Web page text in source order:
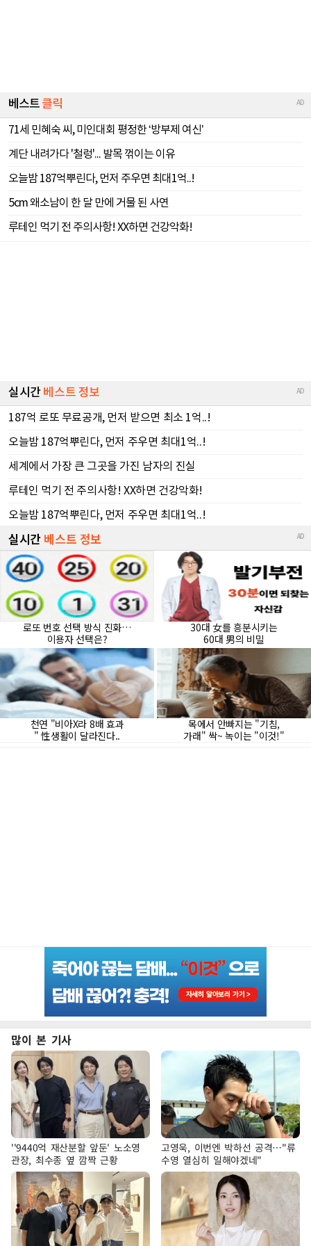
많이 본 기사
''9440억 재산분할 앞둔' 노소영
관장, 최수종 옆 깜짝 근황
고영욱, 이번엔 박하선 공격…"류
수영 열심히 일해야겠네"